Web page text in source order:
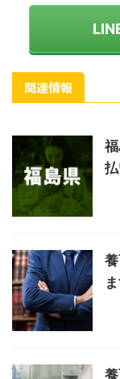
関連情報